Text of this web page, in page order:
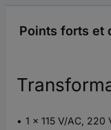
Points forts et
1 x 115 V/AC,